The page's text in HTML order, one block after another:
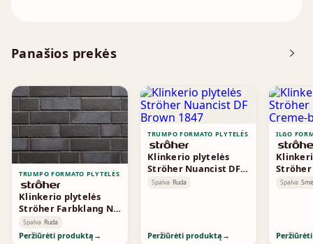
Panašios prekės
TRUMPO FORMATO PLYTELĖS
Klinkerio plytelės
Ströher Farbklang NF
BlueBrown 2158
Spalva Ruda
Peržiūrėti produktą →
TRUMPO FORMATO PLYTELĖS
Klinkerio plytelės
Ströher Nuancist DF
Brown 1847
Spalva Ruda
Peržiūrėti produktą →
ILGO
Ströher
Spalva